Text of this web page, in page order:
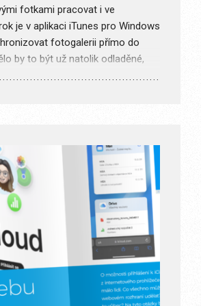
fotkami pracovat i ve
je v aplikaci iTunes pro Windows
fotogalerii přímo do
by to být už natolik odladěné,